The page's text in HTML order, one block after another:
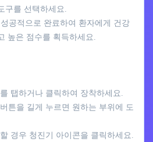
구를 선택하세요.
공적으로 완료하여 환자에게 건강
높은 점수를 획득하세요.
탭하거나 클릭하여 장착하세요.
튼을 길게 누르면 원하는 부위에 도
경우 청진기 아이콘을 클릭하세요.